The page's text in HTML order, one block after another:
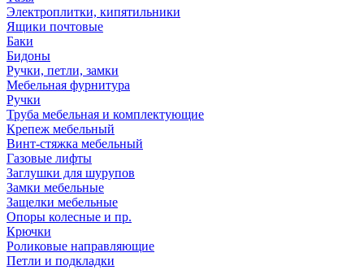
Электроплитки, кипятильники
Ящики почтовые
Баки
Бидоны
Ручки, петли, замки
Мебельная фурнитура
Ручки
Труба мебельная и комплектующие
Крепеж мебельный
Винт-стяжка мебельный
Газовые лифты
Заглушки для шурупов
Замки мебельные
Защелки мебельные
Опоры колесные и пр.
Крючки
Роликовые направляющие
Петли и подкладки